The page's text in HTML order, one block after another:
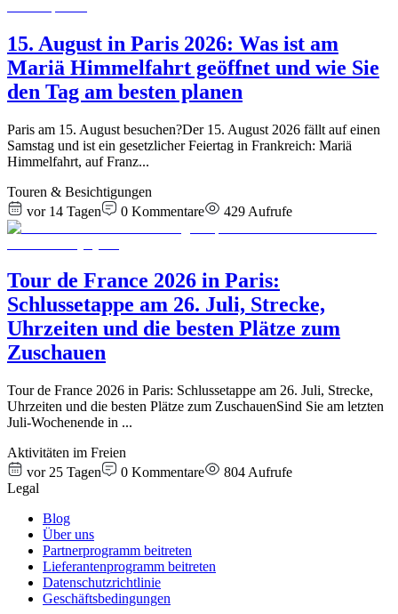
15. August in Paris 2026: Was ist am
Mariä Himmelfahrt geöffnet und wie Sie
den Tag am besten planen
Paris am 15. August besuchen?Der 15. August 2026 fällt auf einen
Samstag und ist ein gesetzlicher Feiertag in Frankreich: Mariä
Himmelfahrt, auf Franz...
Touren & Besichtigungen
vor 14 Tagen
0 Kommentare 429 Aufrufe
Tour de France 2026 in Paris:
Schlussetappe am 26. Juli, Strecke,
Uhrzeiten und die besten Plätze zum
Zuschauen
Tour de France 2026 in Paris: Schlussetappe am 26. Juli, Strecke,
Uhrzeiten und die besten Plätze zum ZuschauenSind Sie am letzten
Juli-Wochenende in ...
Aktivitäten im Freien
vor 25 Tagen
0 Kommentare 804 Aufrufe
Legal
Blog
Über uns
Partnerprogramm beitreten
Lieferantenprogramm beitreten
Datenschutzrichtlinie
Geschäftsbedingungen